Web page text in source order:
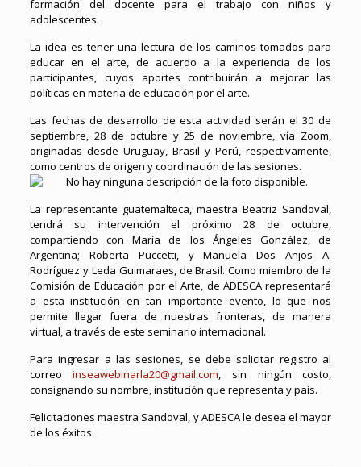
formación del docente para el trabajo con niños y
adolescentes.
La idea es tener una lectura de los caminos tomados para
educar en el arte, de acuerdo a la experiencia de los
participantes, cuyos aportes contribuirán a mejorar las
políticas en materia de educación por el arte.
Las fechas de desarrollo de esta actividad serán el 30 de
septiembre, 28 de octubre y 25 de noviembre, vía Zoom,
originadas desde Uruguay, Brasil y Perú, respectivamente,
como centros de origen y coordinación de las sesiones.
La representante guatemalteca, maestra Beatriz Sandoval,
tendrá su intervención el próximo 28 de octubre,
compartiendo con María de los Ángeles González, de
Argentina; Roberta Puccetti, y Manuela Dos Anjos A.
Rodríguez y Leda Guimaraes, de Brasil. Como miembro de la
Comisión de Educación por el Arte, de ADESCA representará
a esta institución en tan importante evento, lo que nos
permite llegar fuera de nuestras fronteras, de manera
virtual, a través de este seminario internacional.
Para ingresar a las sesiones, se debe solicitar registro al
correoinseawebinarla20@gmail.com, sin ningún costo,
consignando su nombre, institución que representa y país.
Felicitaciones maestra Sandoval, y ADESCA le desea el mayor
de los éxitos.